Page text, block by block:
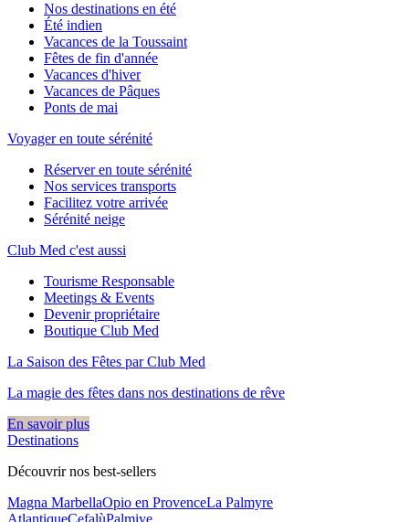
Nos destinations en été
Été indien
Vacances de la Toussaint
Fêtes de fin d'année
Vacances d'hiver
Vacances de Pâques
Ponts de mai
Voyager en toute sérénité
Réserver en toute sérénité
Nos services transports
Facilitez votre arrivée
Sérénité neige
Club Med c'est aussi
Tourisme Responsable
Meetings & Events
Devenir propriétaire
Boutique Club Med
La Saison des Fêtes par Club Med
La magie des fêtes dans nos destinations de rêve​
En savoir plus
Destinations
Découvrir nos best-sellers
Magna MarbellaOpio en ProvenceLa Palmyre